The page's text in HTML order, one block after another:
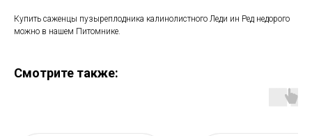
Купить саженцы пузыреплодника калинолистного Леди ин Ред недорого
можно в нашем Питомнике.
Смотрите также: